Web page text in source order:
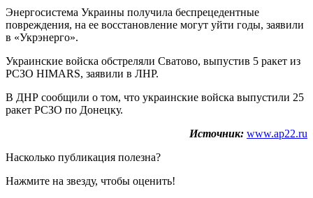
Энергосистема Украины получила беспрецедентные
повреждения, на ее восстановление могут уйти годы, заявили
в «Укрэнерго».
Украинские войска обстреляли Сватово, выпустив 5 ракет из
РСЗО HIMARS, заявили в ЛНР.
В ДНР сообщили о том, что украинские войска выпустили 25
ракет РСЗО по Донецку.
Источник: www.ap22.ru
Насколько публикация полезна?
Нажмите на звезду, чтобы оценить!